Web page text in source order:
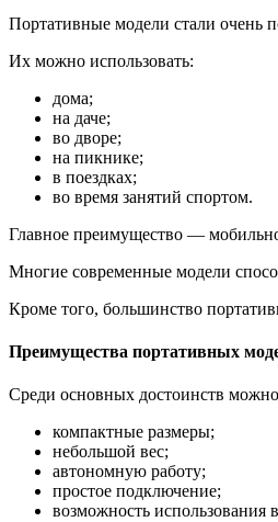
Портативные модели стали очень
Их можно использовать:
дома;
на даче;
во дворе;
на пикнике;
в поездках;
во время занятий спортом.
Главное преимущество —
Многие современные модели
Кроме того, большинство
Преимущества портативных
Среди основных достоинств
компактные размеры;
небольшой вес;
автономную работу;
простое подключение;
возможность использования